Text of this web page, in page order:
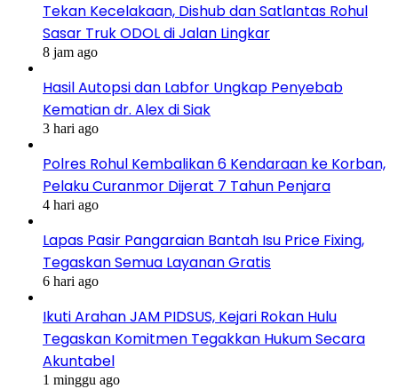
Tekan Kecelakaan, Dishub dan Satlantas Rohul
Sasar Truk ODOL di Jalan Lingkar
8 jam ago
Hasil Autopsi dan Labfor Ungkap Penyebab
Kematian dr. Alex di Siak
3 hari ago
Polres Rohul Kembalikan 6 Kendaraan ke Korban,
Pelaku Curanmor Dijerat 7 Tahun Penjara
4 hari ago
Lapas Pasir Pangaraian Bantah Isu Price Fixing,
Tegaskan Semua Layanan Gratis
6 hari ago
Ikuti Arahan JAM PIDSUS, Kejari Rokan Hulu
Tegaskan Komitmen Tegakkan Hukum Secara
Akuntabel
1 minggu ago